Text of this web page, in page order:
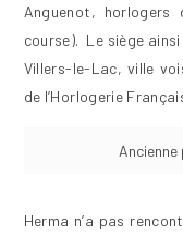
Anguenot,
course). Le siège
Villers-le-Lac, ville
de l’Horlogerie
Herma n’a pas